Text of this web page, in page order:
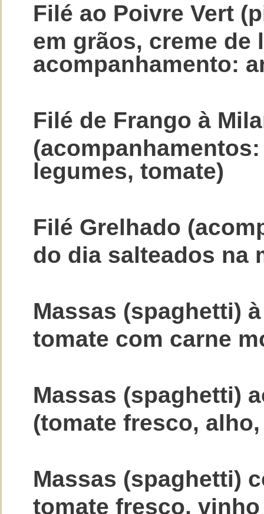
Filé ao Poivre Vert
em grãos, creme de
acompanhamento:
Filé de Frango à
legumes, tomate)
Filé Grelhado
do dia salteados na
Massas (spaghetti)
tomate com carne
Massas (spaghetti)
(tomate fresco,
Massas (spaghetti)
tomate fresco,